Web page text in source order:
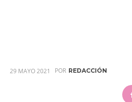
29 MAYO 2021 POR REDACCIÓN